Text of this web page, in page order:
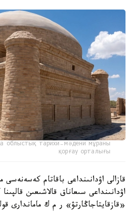
облыстық тарихи-мәдени мұраны
қорғау орталығы
قازالى اۋدانىنداعى باقاتام
اۋدانىنداعى سىعاناق قالاشىعىن
«قازقايتاجاڭارتۋ» ر م ك ماماندارى